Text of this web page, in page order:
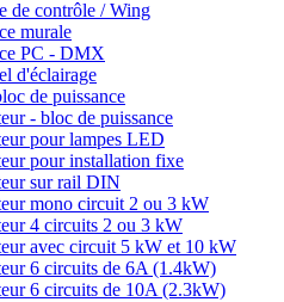
de contrôle / Wing
murale
PC - DMX
d'éclairage
de puissance
- bloc de puissance
pour lampes LED
pour installation fixe
sur rail DIN
mono circuit 2 ou 3 kW
4 circuits 2 ou 3 kW
avec circuit 5 kW et 10 kW
6 circuits de 6A (1.4kW)
6 circuits de 10A (2.3kW)